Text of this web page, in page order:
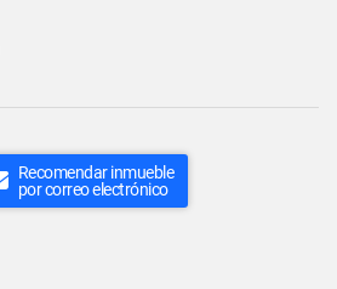
Recomendar inmueble
por correo electrónico